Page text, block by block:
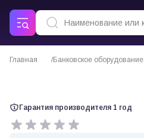
Главная Банковское оборудование
Гарантия производителя 1 год